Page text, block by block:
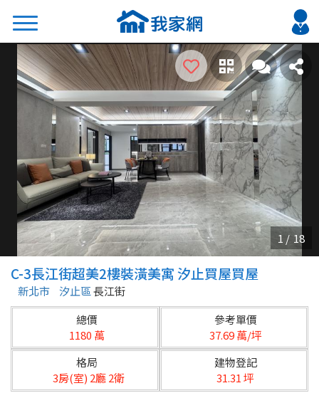
搜尋
熱門關鍵字
2026 台北降價好屋限量釋出
2026 新北降價好屋限量釋出
2026 台中降價好屋限量釋出
2026 台南降價好屋限量釋出
2026 高雄降價好屋限量釋出
縣市
不限
台北市
基隆市
新北市
區域
C-3長江街超美2樓裝潢美寓 汐止買屋買屋
新北市 汐止區長江街
總價
1180 萬
參考單價
37.69 萬/坪
格局
3房(室) 2廳 2衛
建物登記
31.31 坪